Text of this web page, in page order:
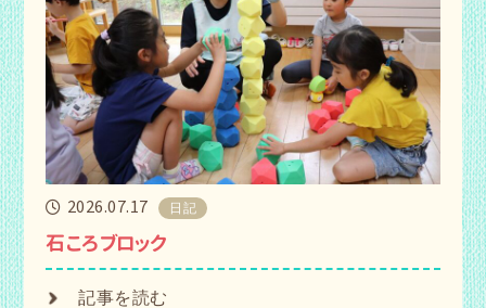
2026.07.17 日記
石ころブロック
記事を読む